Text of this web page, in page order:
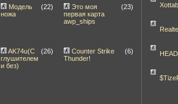
Модель
ножа
(22)
Это моя
первая карта
awp_ships
(23)
AK74u(С
глушителем
и без)
(26)
Counter Strike
Thunder!
(6)